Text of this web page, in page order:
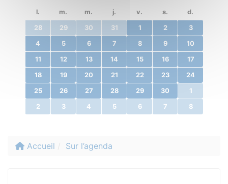
l.
m. m. j. v. s. d.
28 29 30 31 1 2 3
4 5 6 7 8 9 10
11 12 13 14 15 16 17
18 19 20 21 22 23 24
25 26 27 28 29 30 1
2 3 4 5 6 7 8
Accueil Sur l’agenda